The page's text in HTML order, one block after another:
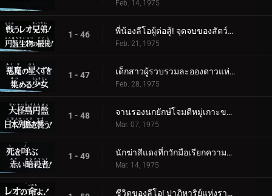
Feb. 14, 1975
1 - 46 พี่น้องลีโอผู้ต่อสู้! จุดจบของสัตว์ร้ายจานบิน
Feb. 21, 1975
1 - 47 เด็กสาวผู้รวบรวมละอองดาวแห่งปีศาจ
Feb. 28, 1975
1 - 48 จานรองนกยักษ์โจมตีหมู่เกาะของญี่ปุ่น
Mar. 07, 1975
1 - 49 นักฆ่าสีแดงที่กวักมือเรียกความตาย!
Mar. 14, 1975
ชีวิตของลีโอ! ปาฏิหาริย์แห่งราชา!